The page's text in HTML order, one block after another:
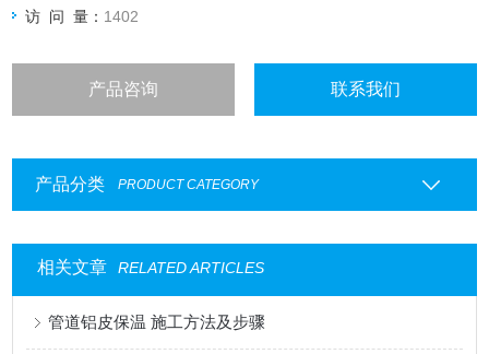
访 问 量： 1402
产品咨询 联系我们
产品分类 PRODUCT CATEGORY
相关文章 RELATED ARTICLES
管道铝皮保温 施工方法及步骤